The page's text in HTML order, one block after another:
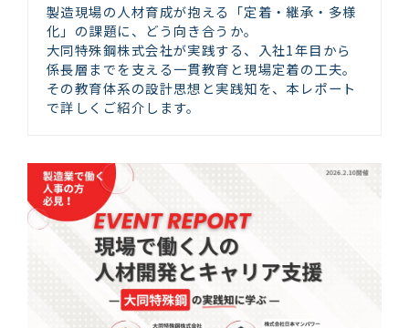
製造現場の人材育成が抱える「定着・継承・多様
化」の課題に、どう向き合うか。
大同特殊鋼株式会社が実践する、入社1年目から
係長層までを支える一貫教育と現場定着の工夫。
その教育体系の設計思想と実践知を、本レポート
で詳しくご紹介します。